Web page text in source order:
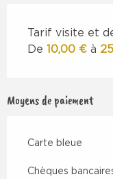
Tarif visite et
De 10,00 € à
Moyens de paiement
Carte bleue
Chèques